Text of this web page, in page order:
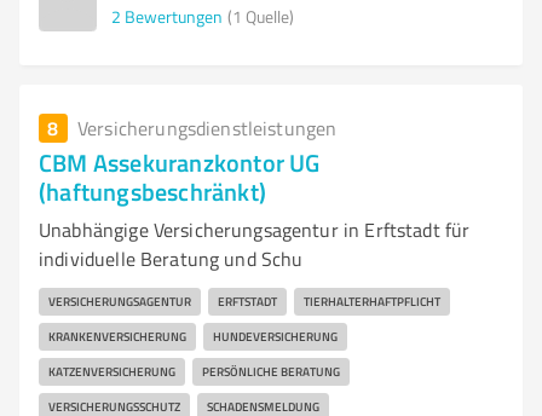
2 Bewertungen (1 Quelle)
8 Versicherungsdienstleistungen
CBM Assekuranzkontor UG
(haftungsbeschränkt)
Unabhängige Versicherungsagentur in Erftstadt für
individuelle Beratung und Schu
VERSICHERUNGSAGENTUR ERFTSTADT TIERHALTERHAFTPFLICHT
KRANKENVERSICHERUNG HUNDEVERSICHERUNG
KATZENVERSICHERUNG PERSÖNLICHE BERATUNG
VERSICHERUNGSSCHUTZ SCHADENSMELDUNG